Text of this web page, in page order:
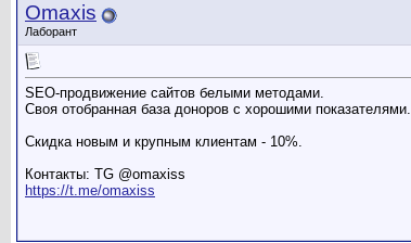
Omaxis
Лаборант
SEO-продвижение сайтов белыми методами.
Своя отобранная база доноров с хорошими показателями.
Скидка новым и крупным клиентам - 10%.
Контакты: TG @omaxiss
https://t.me/omaxiss